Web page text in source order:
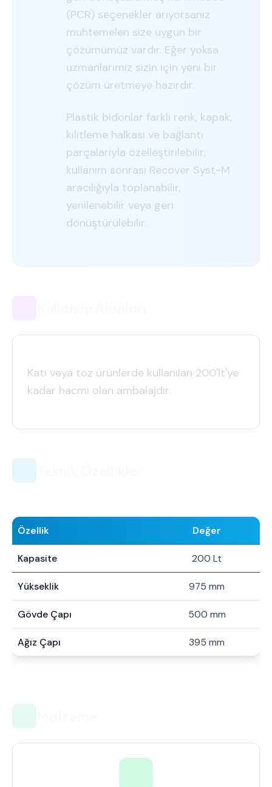
(PCR) seçenekler arıyorsanız
muhtemelen size uygun bir
çözümümüz vardır. Eğer yoksa
uzmanlarımız sizin için yeni bir
çözüm üretmeye hazırdır.
Plastik bidonlar farklı renk, kapak,
kilitleme halkası ve bağlantı
parçalarıyla özelleştirilebilir;
kullanım sonrası Recover Syst-M
aracılığıyla toplanabilir,
yenilenebilir veya geri
dönüştürülebilir.
Katı veya toz ürünlerde kullanılan 200'lt'ye
kadar hacmi olan ambalajdır.
Özellik Değer
Kapasite 200 Lt
Yükseklik 975 mm
Gövde Çapı 500 mm
Ağız Çapı 395 mm